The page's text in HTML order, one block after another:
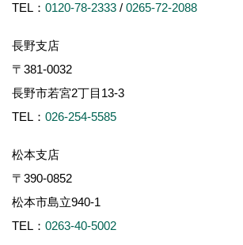
TEL： 0120-78-2333 / 0265-72-2088
長野支店
〒381-0032
長野市若宮2丁目13-3
TEL： 026-254-5585
松本支店
〒390-0852
松本市島立940-1
TEL： 0263-40-5002